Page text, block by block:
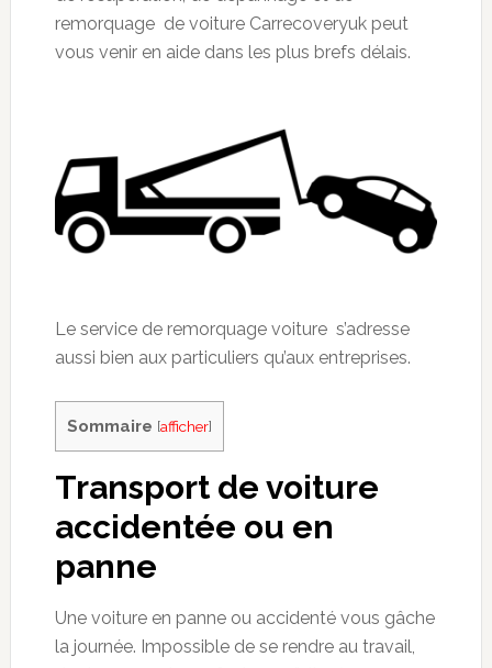
remorquage de voiture Carrecoveryukpeut
vous venir en aide dans les plus brefs délais.
Le service de remorquage voiture s’adresse
aussi bien aux particuliers qu’aux entreprises.
Sommaire [afficher]
Transport de voiture
accidentée ou en
panne
Une voiture en panne ou accidenté vous gâche
la journée. Impossible de se rendre au travail,